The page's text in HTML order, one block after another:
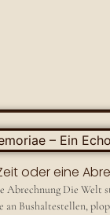
oder eine
Abrechnung Die
an Bushaltestellen,